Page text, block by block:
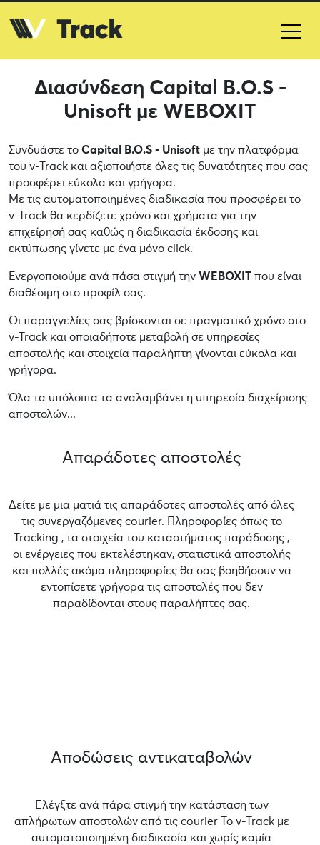
Διασύνδεση Capital B.O.S -
Unisoft με WEBOXIT
Συνδυάστε το Capital B.O.S - Unisoft με την πλατφόρμα
του v-Track και αξιοποιήστε όλες τις δυνατότητες που σας
προσφέρει εύκολα και γρήγορα.
Με τις αυτοματοποιημένες διαδικασία που προσφέρει το
v-Track θα κερδίζετε χρόνο και χρήματα για την
επιχείρησή σας καθώς η διαδικασία έκδοσης και
εκτύπωσης γίνετε με ένα μόνο click.
Ενεργοποιούμε ανά πάσα στιγμή την WEBOXIT που είναι
διαθέσιμη στο προφίλ σας.
Οι παραγγελίες σας βρίσκονται σε πραγματικό χρόνο στο
v-Track και οποιαδήποτε μεταβολή σε υπηρεσίες
αποστολής και στοιχεία παραλήπτη γίνονται εύκολα και
γρήγορα.
Όλα τα υπόλοιπα τα αναλαμβάνει η υπηρεσία διαχείρισης
αποστολών...
Απαράδοτες αποστολές
Δείτε με μια ματιά τις απαράδοτες αποστολές από όλες
τις συνεργαζόμενες courier. Πληροφορίες όπως το
Tracking , τα στοιχεία του καταστήματος παράδοσης ,
οι ενέργειες που εκτελέστηκαν, στατιστικά αποστολής
και πολλές ακόμα πληροφορίες θα σας βοηθήσουν να
εντοπίσετε γρήγορα τις αποστολές που δεν
παραδίδονται στους παραλήπτες σας.
Αποδώσεις αντικαταβολών
Ελέγξτε ανά πάρα στιγμή την κατάσταση των
απλήρωτων αποστολών από τις courier Το v-Track με
αυτοματοποιημένη διαδικασία και χωρίς καμία